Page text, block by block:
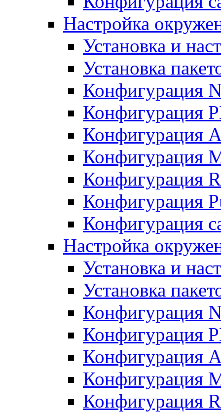
Настройка
Установка и
Установка
Конфигурация
Конфигурация
Конфигурация
Конфигурация
Конфигурация
Конфигурация
Конфигурация
Настройка
Установка и
Установка
Конфигурация
Конфигурация
Конфигурация
Конфигурация
Конфигурация